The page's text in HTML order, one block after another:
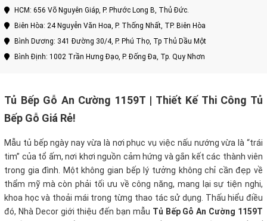
HCM: 656 Võ Nguyên Giáp, P. Phước Long B, Thủ Đức.
Biên Hòa: 24 Nguyễn Văn Hoa, P. Thống Nhất, TP. Biên Hòa
Bình Dương: 341 Đường 30/4, P. Phú Thọ, Tp Thủ Dầu Một
Bình Định: 1002 Trần Hưng Đạo, P. Đống Đa, Tp. Quy Nhơn
Tủ Bếp Gỗ An Cường 1159T | Thiết Kế Thi Công Tủ
Bếp Gỗ Giá Rẻ!
Mẫu tủ bếp ngày nay vừa là nơi phục vụ việc nấu nướng vừa là “trái
tim” của tổ ấm, nơi khơi nguồn cảm hứng và gắn kết các thành viên
trong gia đình. Một không gian bếp lý tưởng không chỉ cần đẹp về
thẩm mỹ mà còn phải tối ưu về công năng, mang lại sự tiện nghi,
khoa học và thoải mái trong từng thao tác sử dụng. Thấu hiểu điều
đó, Nhà Decor giới thiệu đến bạn mẫu Tủ Bếp Gỗ An Cường 1159T